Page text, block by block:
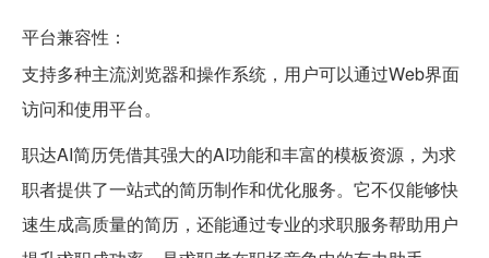
平台兼容性：
支持多种主流浏览器和操作系统，用户可以通过Web界面
访问和使用平台。
职达AI简历凭借其强大的AI功能和丰富的模板资源，为求
职者提供了一站式的简历制作和优化服务。它不仅能够快
速生成高质量的简历，还能通过专业的求职服务帮助用户